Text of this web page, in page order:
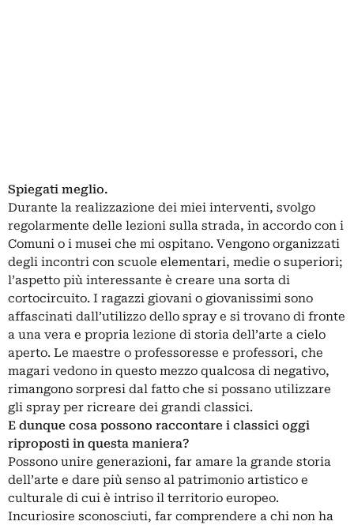
Spiegati meglio.
Durante la realizzazione dei miei interventi, svolgo
regolarmente delle lezioni sulla strada, in accordo con i
Comuni o i musei che mi ospitano. Vengono organizzati
degli incontri con scuole elementari, medie o superiori;
l’aspetto più interessante è creare una sorta di
cortocircuito. I ragazzi giovani o giovanissimi sono
affascinati dall’utilizzo dello spray e si trovano di fronte
a una vera e propria lezione di storia dell’arte a cielo
aperto. Le maestre o professoresse e professori, che
magari vedono in questo mezzo qualcosa di negativo,
rimangono sorpresi dal fatto che si possano utilizzare
gli spray per ricreare dei grandi classici.
E dunque cosa possono raccontare i classici oggi
riproposti in questa maniera?
Possono unire generazioni, far amare la grande storia
dell’arte e dare più senso al patrimonio artistico e
culturale di cui è intriso il territorio europeo.
Incuriosire sconosciuti, far comprendere a chi non ha